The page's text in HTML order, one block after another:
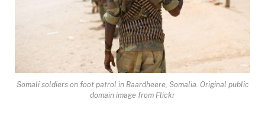
Somali soldiers on foot patrol in Baardheere, Somalia. Original public
domain image from Flickr